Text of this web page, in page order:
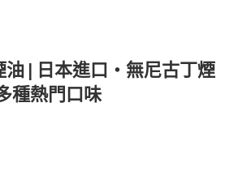
油 | 日本進口・無尼古丁煙
種熱門口味